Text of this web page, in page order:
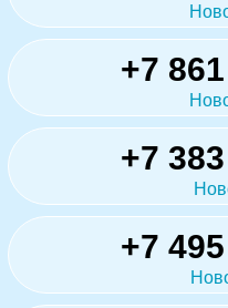
+7
+7
+7